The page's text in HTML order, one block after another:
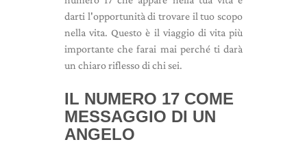
darti l'opportunità di trovare il tuo scopo
nella vita. Questo è il viaggio di vita più
importante che farai mai perché ti darà
un chiaro riflesso di chi sei.
IL NUMERO 17 COME
MESSAGGIO DI UN
ANGELO